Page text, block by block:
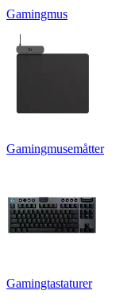
Gamingmus
Gamingmusemåtter
Gamingtastaturer